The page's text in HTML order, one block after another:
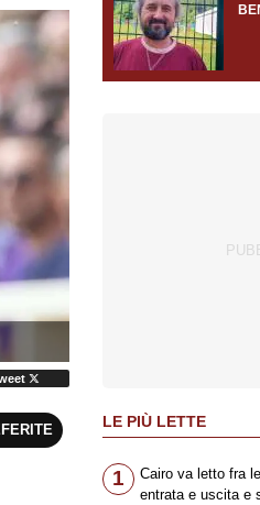
LE PIÙ LETTE
1
Cairo va letto fra
entrata e uscita e